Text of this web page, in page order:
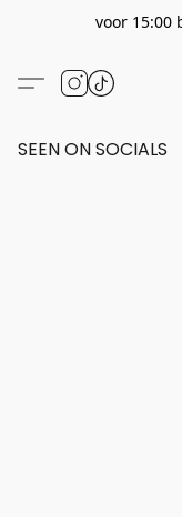
voor 15:00
SEEN ON SOCIALS